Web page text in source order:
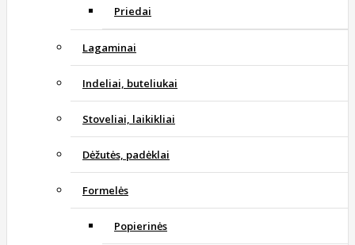
Priedai
Lagaminai
Indeliai, buteliukai
Stoveliai, laikikliai
Dėžutės, padėklai
Formelės
Popierinės